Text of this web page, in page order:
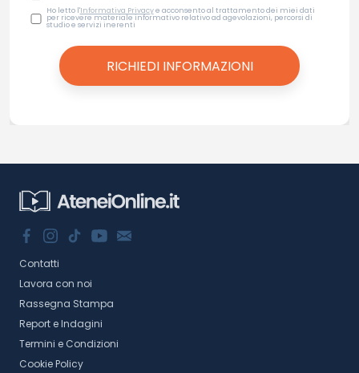
Ho letto l'Informativa Privacye acconsento al trattamento dei miei dati
per ricevere materiale informativo relativo ad agevolazioni, percorsi di
studio e servizi inerenti
Contatti
Lavora con noi
Rassegna Stampa
Report e Indagini
Termini e Condizioni
Cookie Policy